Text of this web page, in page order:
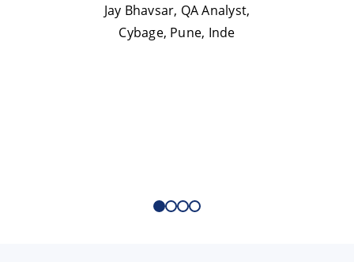
Jay Bhavsar, QA Analyst,
Cybage, Pune, Inde